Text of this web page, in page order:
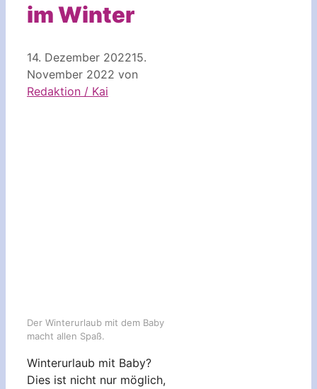
im Winter
14. Dezember 202215.
November 2022 von
Redaktion / Kai
Der Winterurlaub mit dem Baby
macht allen Spaß.
Winterurlaub mit Baby?
Dies ist nicht nur möglich,